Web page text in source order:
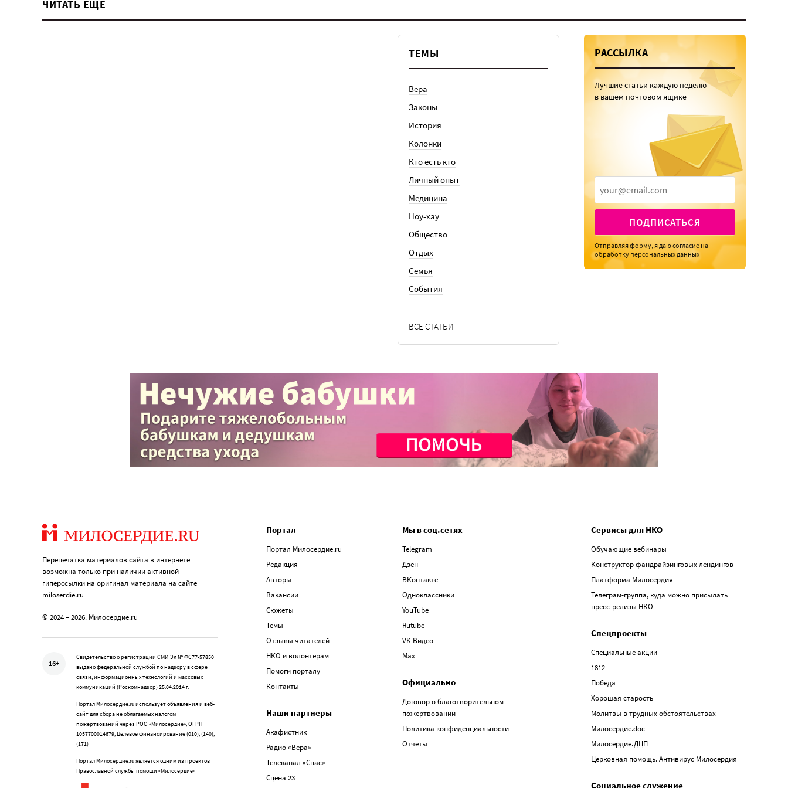
ЧИТАТЬ ЕЩЕ
ТЕМЫ
Вера
Законы
История
Колонки
Кто есть кто
Личный опыт
Медицина
Ноу-хау
Общество
Отдых
Семья
События
ВСЕ СТАТЬИ
РАССЫЛКА
Лучшие статьи каждую неделю
в вашем почтовом ящике
ПОДПИСАТЬСЯ
Отправляя форму, я даюсогласие на
обработку персональных данных
Перепечатка материалов сайта в интернете
возможна только при наличии активной
гиперссылки на оригинал материала на сайте
miloserdie.ru
© 2024 – 2026. Милосердие.ru
16+
Свидетельство о регистрации СМИ Эл № ФС77-57850
выдано федеральной службой по надзору в сфере
связи, информационных технологий и массовых
коммуникаций (Роскомнадзор) 25.04.2014 г.
Портал Милосердие.ru использует объявления и веб-
сайт для сбора не облагаемых налогом
пожертвований через РОО «Милосердие», ОГРН
1057700014679, Целевое финансирование (010), (140),
(171)
Портал Милосердие.ru является одним из проектов
Православной службы помощи «Милосердие»
Портал
Портал Милосердие.ru
Редакция
Авторы
Вакансии
Сюжеты
Темы
Отзывы читателей
НКО и волонтерам
Помоги порталу
Контакты
Наши партнеры
Акафистник
Радио «Вера»
Телеканал «Спас»
Сцена 23
Мы в соц.сетях
Telegram
Дзен
ВКонтакте
Одноклассники
YouTube
Rutube
VK Видео
Max
Официально
Договор о благотворительном
пожертвовании
Политика конфиденциальности
Отчеты
Сервисы для НКО
Обучающие вебинары
Конструктор фандрайзинговых лендингов
Платформа Милосердия
Телеграм-группа, куда можно присылать
пресс-релизы НКО
Спецпроекты
Специальные акции
1812
Победа
Хорошая старость
Молитвы в трудных обстоятельствах
Милосердие.doc
Милосердие.ДЦП
Церковная помощь. Антивирус Милосердия
Социальное служение